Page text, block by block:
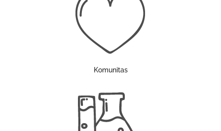
Komunitas